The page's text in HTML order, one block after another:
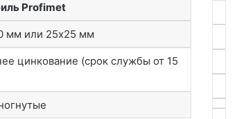
Profimet
мм или 25х25 мм
цинкование (срок службы от 15